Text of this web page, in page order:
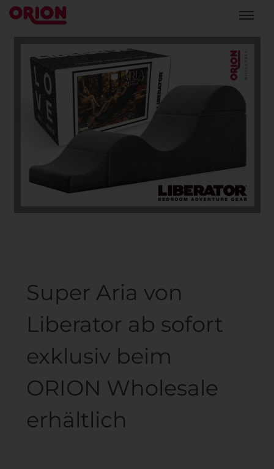
Super Aria von
Liberator ab sofort
exklusiv beim
ORION Wholesale
erhältlich